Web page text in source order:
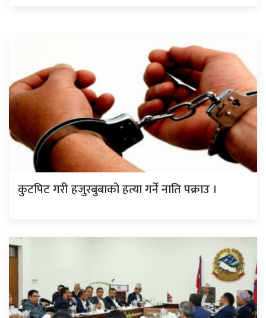
कुटपिट गरी हजुरबुबाको हत्या गर्ने नाति पक्राउ ।